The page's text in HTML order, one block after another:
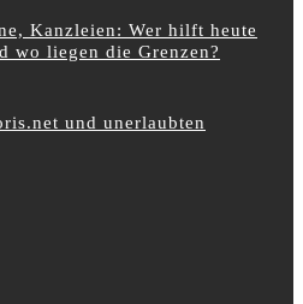
Kanzleien: Wer hilft heute
wo liegen die Grenzen?
und unerlaubten